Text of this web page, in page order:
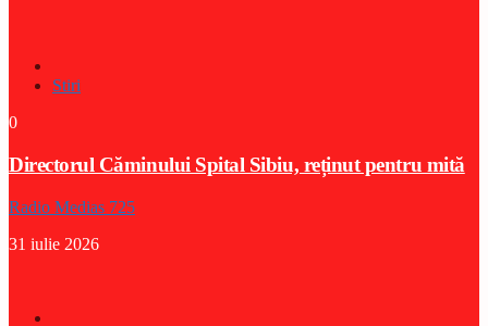
Stiri
0
Directorul Căminului Spital Sibiu, reținut pentru mită
Radio Medias 725
31 iulie 2026